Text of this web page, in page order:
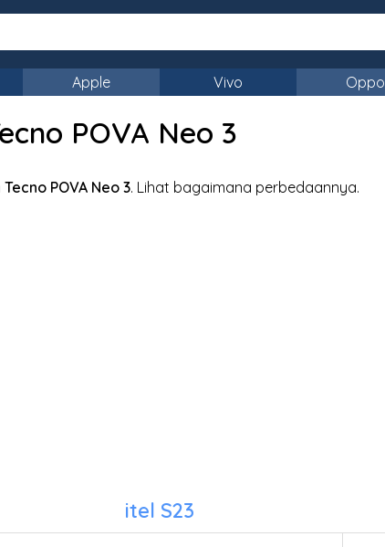
Apple Vivo Oppo
POVA Neo 3
Tecno POVA Neo 3. Lihat bagaimana perbedaannya.
itel S23